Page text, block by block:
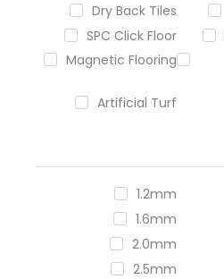
Dry Back Tiles
SPC Click Floor
Magnetic Flooring
Artificial Turf
1.2mm
1.6mm
2.0mm
2.5mm